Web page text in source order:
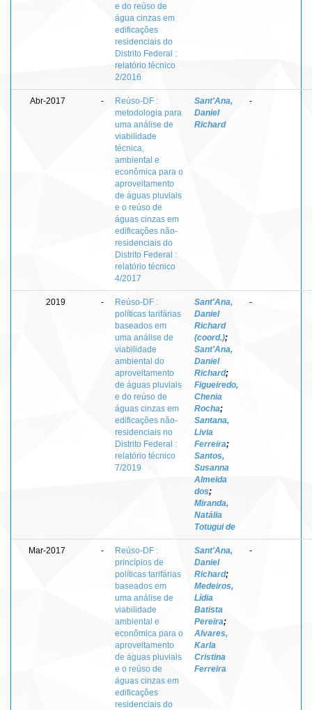
e do reúso de
água cinzas em
edificações
residenciais do
Distrito Federal :
relatório técnico
2/2016
Abr-2017 -
Reúso-DF :
metodologia para
uma análise de
viabilidade
técnica,
ambiental e
econômica para o
aproveitamento
de águas pluviais
e o reúso de
águas cinzas em
edificações não-
residenciais do
Distrito Federal :
relatório técnico
4/2017
Sant'Ana,
Daniel
Richard
-
2019 -
Reúso-DF :
políticas tarifárias
baseados em
uma análise de
viabilidade
ambiental do
aproveitamento
de águas pluviais
e do reúso de
águas cinzas em
edificações não-
residenciais no
Distrito Federal :
relatório técnico
7/2019
Sant'Ana,
Daniel
Richard
(coord.);
Sant'Ana,
Daniel
Richard;
Figueiredo,
Chenia
Rocha;
Santana,
Livia
Ferreira;
Santos,
Susanna
Almeida
dos;
Miranda,
Natália
Totugui de
-
Mar-2017 -
Reúso-DF :
princípios de
políticas tarifárias
baseados em
uma análise de
viabilidade
ambiental e
econômica para o
aproveitamento
de águas pluviais
e o reúso de
águas cinzas em
edificações
residenciais do
Sant'Ana,
Daniel
Richard;
Medeiros,
Lídia
Batista
Pereira;
Alvares,
Karla
Cristina
Ferreira
-